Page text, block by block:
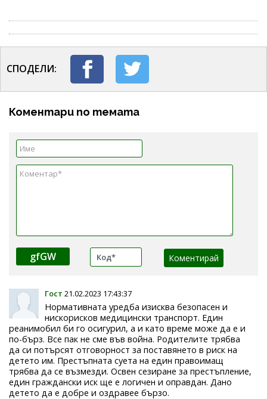
СПОДЕЛИ:
Коментари по темата
gfGW
Гост 21.02.2023 17:43:37
Нормативната уредба изисква безопасен и
нискорисков медицински транспорт. Един
реанимобил би го осигурил, а и като време може да е и
по-бърз. Все пак не сме във война. Родителите трябва
да си потърсят отговорност за поставянето в риск на
детето им. Престъпната суета на един правоимащ
трябва да се възмезди. Освен сезиране за престъпление,
един граждански иск ще е логичен и оправдан. Дано
детето да е добре и оздравее бързо.